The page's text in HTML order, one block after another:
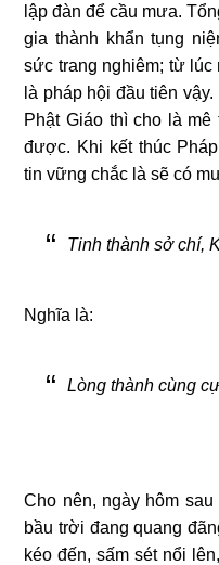
lập đàn để cầu mưa.
gia thành khẩn tụng
sức trang nghiêm; từ
là pháp hội đầu tiên
Phật Giáo thì cho là
được. Khi kết thúc
tin vững chắc là sẽ có
Tinh thành sở chí,
Nghĩa là:
Lòng thành cùng
Cho nên, ngày hôm
bầu trời đang quang
kéo đến, sấm sét nổi